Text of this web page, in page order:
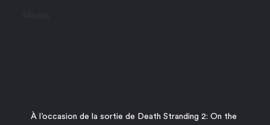
À l’occasion de la sortie de Death Stranding 2: On the